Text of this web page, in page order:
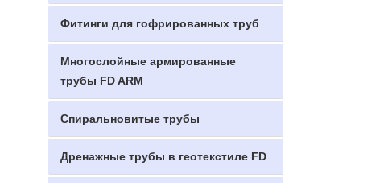
Фитинги для гофрированных труб
Многослойные армированные
трубы FD ARM
Спиральновитые трубы
Дренажные трубы в геотекстиле FD